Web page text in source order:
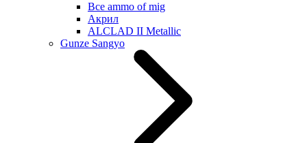
Все ammo of mig
Акрил
ALCLAD II Metallic
Gunze Sangyo